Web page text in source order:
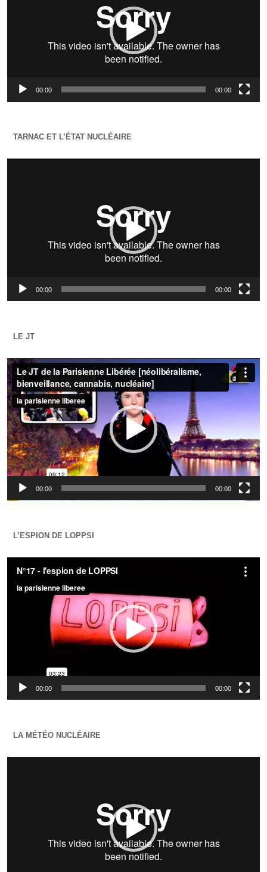
00:00 00:00
TARNAC ET L’ÉTAT NUCLÉAIRE
00:00 00:00
LE JT
Lecteur
vidéo
00:00 00:00
L’ESPION DE LOPPSI
Lecteur
vidéo
00:00 00:00
LA MÉTÉO NUCLÉAIRE